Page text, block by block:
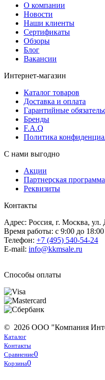
О компании
Новости
Наши клиенты
Сертификаты
Обзоры
Блог
Вакансии
Интернет-магазин
Каталог товаров
Доставка и оплата
Гарантийные
Бренды
F.A.Q
Политика
С нами выгодно
Акции
Партнерская программа
Реквизиты
Контакты
Адрес: Россия, г. Москва, ул.
Время работы: с 9:00 до 18:00
Телефон: +7 (495) 540-54-24
E-mail: info@kkmsale.ru
Способы оплаты
© 2026 ООО "Компания
Каталог
Контакты
Сравнение0
Корзина0